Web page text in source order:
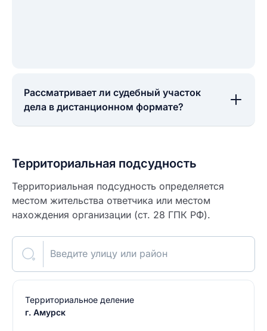
Рассматривает ли судебный участок
дела в дистанционном формате?
Территориальная подсудность
Территориальная подсудность определяется
местом жительства ответчика или местом
нахождения организации (ст. 28 ГПК РФ).
Введите улицу или район
Территориальное деление
г. Амурск